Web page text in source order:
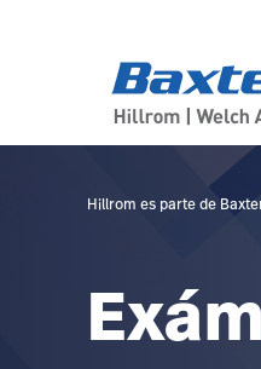
Hillrom es parte de